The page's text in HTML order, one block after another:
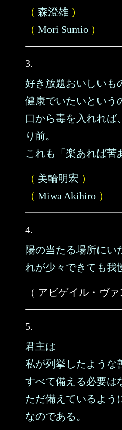
（ 森澄雄 ）
（ Mori Sumio ）
3.
好き放題おいしいも
健康でいたいという
口から毒を入れれば
り前。
これも「楽あれば苦
（ 美輪明宏 ）
（ Miwa Akihiro ）
4.
陽の当たる場所にい
れが少々できても我
（ アビゲイル・ヴァ
5.
君主は
私が列挙したような
すべて備える必要は
ただ備えているよう
なのである。